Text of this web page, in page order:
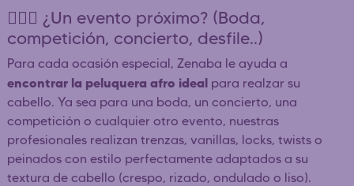
👰🏿‍♀️ ¿Un evento próximo? (Boda,
competición, concierto, desfile..)
Para cada ocasión especial, Zenaba le ayuda a
encontrar la peluquera afro ideal para realzar su
cabello. Ya sea para una boda, un concierto, una
competición o cualquier otro evento, nuestras
profesionales realizan trenzas, vanillas, locks, twists o
peinados con estilo perfectamente adaptados a su
textura de cabello (crespo, rizado, ondulado o liso).